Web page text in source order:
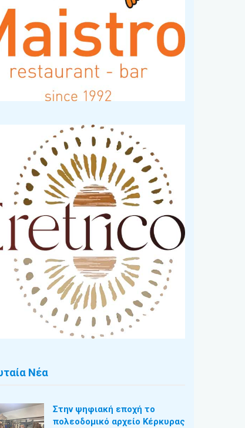
Νέα
Στην ψηφιακή εποχή το
πολεοδομικό αρχείο Κέρκυρας